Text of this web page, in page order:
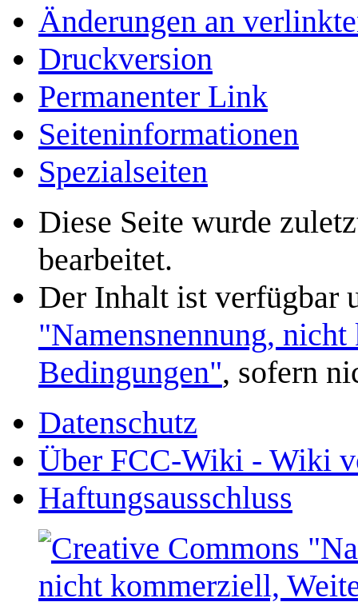
Änderungen an
Druckversion
Permanenter Link
Seiten­­informationen
Spezialseiten
Diese Seite wurde
bearbeitet.
Der Inhalt ist verfügbar
"Namensnennung,
Bedingungen", sofern
Datenschutz
Über FCC-Wiki - Wiki
Haftungsausschluss